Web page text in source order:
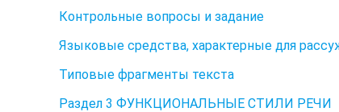
Контрольные вопросы и задание
Языковые средства, характерные для
Типовые фрагменты текста
Раздел 3 ФУНКЦИОНАЛЬНЫЕ СТИЛИ РЕЧИ